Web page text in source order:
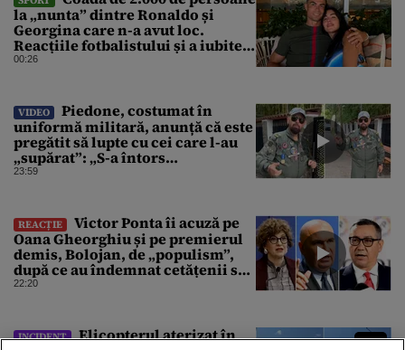
la „nunta” dintre Ronaldo și
Georgina care n-a avut loc.
Reacțiile fotbalistului și a iubitei
sale pe social media
00:26
VIDEO
Piedone, costumat în
uniformă militară, anunță că este
pregătit să lupte cu cei care l-au
„supărat”: „S-a întors
boomerangul”
23:59
REACȚIE
Victor Ponta îi acuză pe
Oana Gheorghiu și pe premierul
demis, Bolojan, de „populism”,
după ce au îndemnat cetățenii să
reducă consumul energetic
22:20
INCIDENT
Elicopterul aterizat în